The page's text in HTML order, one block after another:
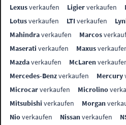
Lexusverkaufen Ligierverkaufen
Lotusverkaufen LTIverkaufen
Mahindraverkaufen Marcos
Maserati verkaufen Maxus
Mazdaverkaufen McLaren
Mercedes-Benzverkaufen Mercury
Microcarverkaufen Microlino
Mitsubishi verkaufen Morgan
Nioverkaufen Nissanverkaufen